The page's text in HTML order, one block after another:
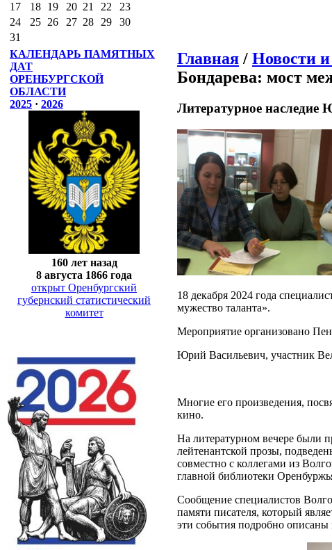
17
18 19 20 21 22
23
24
25 26 27 28 29
30
31
КАЛЕНДАРЬ ПАМЯТНЫХ
ДАТ
ОРЕНБУРГСКОЙ
ОБЛАСТИ
2025 · 2026
160 лет назад
8 августа 1866 года
открыт Оренбургский
губернский статистический
комитет
Главная / Новости
Бондарева: мост
Литературное наследие
18 декабря 2024 года
мужество таланта».
Мероприятие организовано
Юрий Васильевич, участник
Многие его произведения,
кино.
На литературном вечере были
лейтенантской прозы,
совместно с коллегами из
главной библиотеки
Сообщение специалистов
памяти писателя, который
эти события подробно